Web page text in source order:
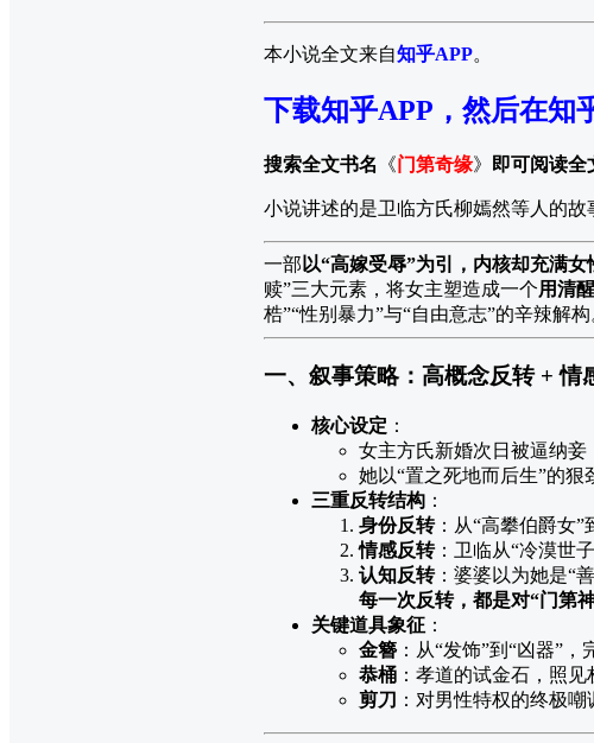
本小说全文来自知乎APP。
下载知乎APP，然后在知
搜索全文书名 《门第奇缘》 即可阅读全
小说讲述的是卫临方氏柳嫣然等人的故
一部 以“高嫁受辱”为引，内核却充满
赎”三大元素，将女主塑造成一个用清
梏”“性别暴力”与“自由意志”的辛辣解
一、叙事策略：高概念反转 + 情
核心设定 ：
女主方氏新婚次日被逼纳妾
她以“置之死地而后生”的
三重反转结构 ：
身份反转：从“高攀伯爵女”
情感反转：卫临从“冷漠世
认知反转：婆婆以为她是“
每一次反转，都是对“门第
关键道具象征 ：
金簪：从“发饰”到“凶器”，
恭桶 ：孝道的试金石，照见
剪刀 ：对男性特权的终极嘲